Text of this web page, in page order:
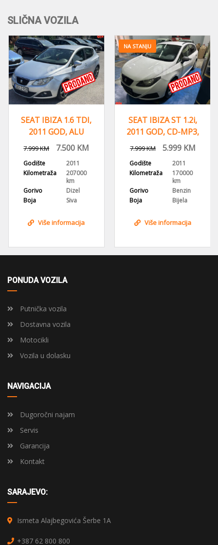
SLIČNA VOZILA
SEAT IBIZA 1.6 TDI,
2011 GOD, ALU
FELGE,KLIMA
7.999KM 7.500 KM
Godište
2011
Kilometraža
207000
km
Gorivo
Dizel
Boja
Siva
Više informacija
NA STANJU
SEAT IBIZA ST 1.2i,
2011 GOD, CD-MP3,
KLIMA
7.999KM 5.999KM
Godište
2011
Kilometraža
170000
km
Gorivo
Benzin
Boja
Bijela
Više informacija
PONUDA VOZILA
Putnička vozila
Dostavna vozila
Motocikli
Vozila u dolasku
NAVIGACIJA
Dugoročni najam
Servis
Garancija
Kontakt
SARAJEVO:
Ismeta Alajbegovića Šerbe 1A
+387 62 800 800